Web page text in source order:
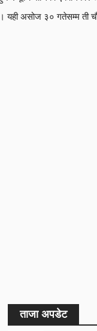
यही असोज ३० गतेसम्म ती
ताजा अपडेट